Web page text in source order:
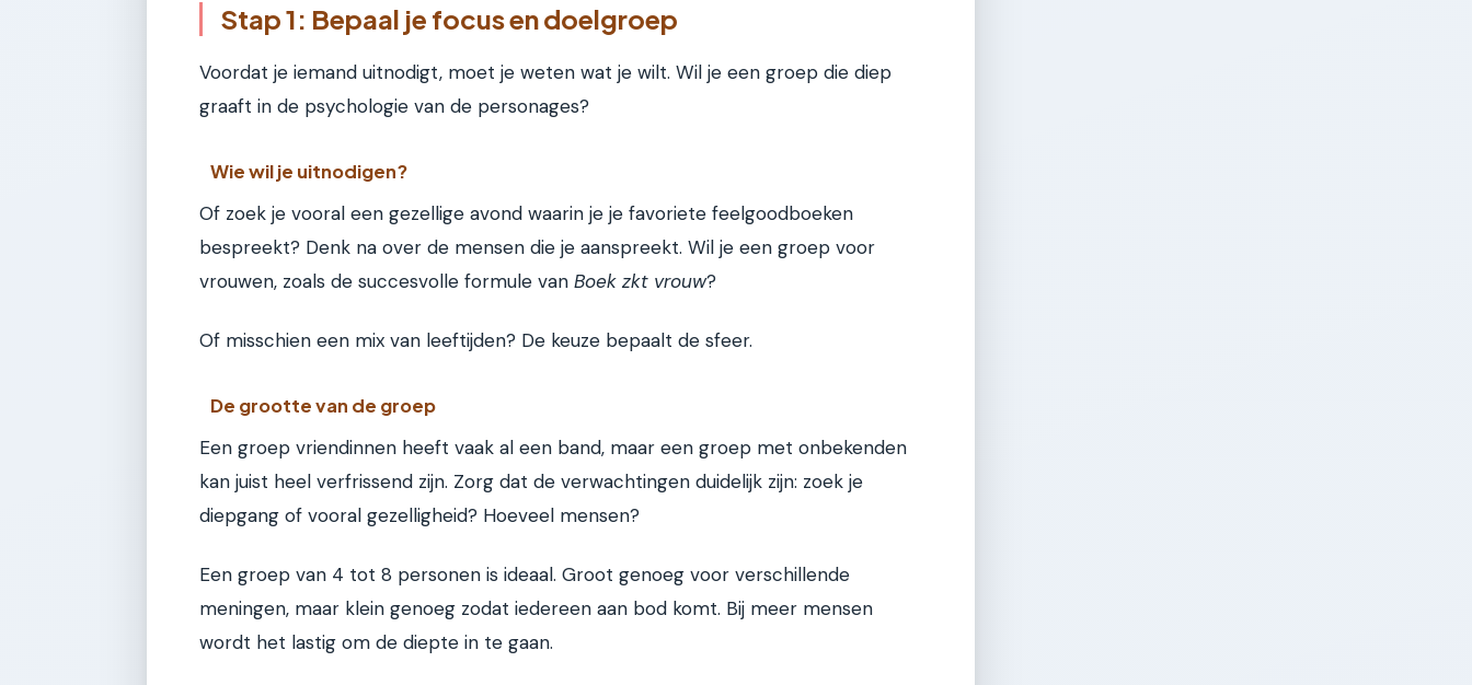
Stap 1: Bepaal je focus en doelgroep
Voordat je iemand uitnodigt, moet je weten wat je wilt. Wil je een groep die diep
graaft in de psychologie van de personages?
Wie wil je uitnodigen?
Of zoek je vooral een gezellige avond waarin je je favoriete feelgoodboeken
bespreekt? Denk na over de mensen die je aanspreekt. Wil je een groep voor
vrouwen, zoals de succesvolle formule van Boek zkt vrouw?
Of misschien een mix van leeftijden? De keuze bepaalt de sfeer.
De grootte van de groep
Een groep vriendinnen heeft vaak al een band, maar een groep met onbekenden
kan juist heel verfrissend zijn. Zorg dat de verwachtingen duidelijk zijn: zoek je
diepgang of vooral gezelligheid? Hoeveel mensen?
Een groep van 4 tot 8 personen is ideaal. Groot genoeg voor verschillende
meningen, maar klein genoeg zodat iedereen aan bod komt. Bij meer mensen
wordt het lastig om de diepte in te gaan.